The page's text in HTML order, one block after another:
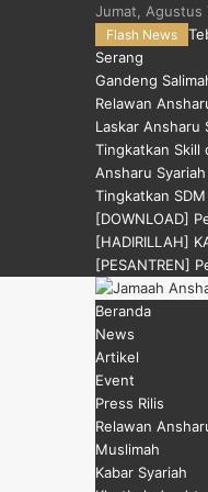
Jumat, Agustus
Flash News
Serang
Gandeng
Relawan
Laskar Ansharu
Tingkatkan Skill
Ansharu
Tingkatkan
[DOWNLOAD]
[HADIRILLAH]
[PESANTREN]
Menu
Beranda
News
Artikel
Event
Press Rilis
Relawan
Muslimah
Kabar Syariah